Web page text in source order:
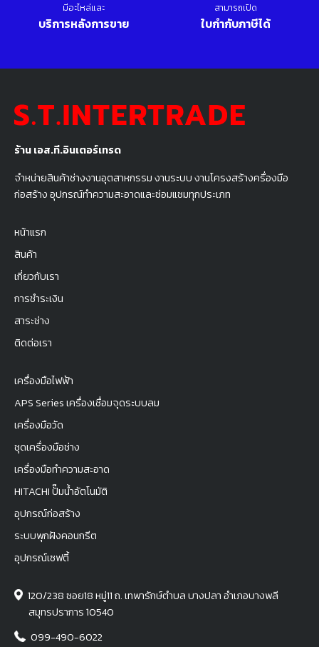
ร้าน เอส.ที.อินเตอร์เทรด
จำหน่ายสินค้าช่างงานอุตสาหกรรม งานระบบ งานโครงสร้างครื่องมือ
ก่อสร้าง อุปกรณ์ทำความสะอาดและซ่อมแซมทุกประเภท
หน้าแรก
สินค้า
เกี่ยวกับเรา
การชำระเงิน
สาระช่าง
ติดต่อเรา
เครื่องมือไฟฟ้า
APS Series เครื่องเชื่อมจุดระบบลม
เครื่องมือวัด
ชุดเครื่องมือช่าง
เครื่องมือทำความสะอาด
HITACHI ปั๊มน้ำอัตโนมัติ
อุปกรณ์ก่อสร้าง
ระบบพุกฝังคอนกรีต
อุปกรณ์เซฟตี้
120/238 ซอย18 หมู่11 ถ. เทพารักษ์ตำบล บางปลา อำเภอบางพลี
สมุทรปราการ 10540
099-490-6022
มีอะไหล่และ
บริการหลังการขาย
สามารถเปิด
ใบกำกับภาษีได้